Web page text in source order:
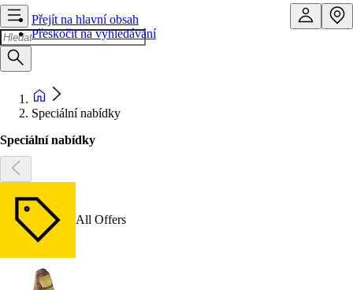
Přejít na hlavní obsah
Přeskočit na vyhledávání
Speciální nabídky
Speciální nabídky
All Offers